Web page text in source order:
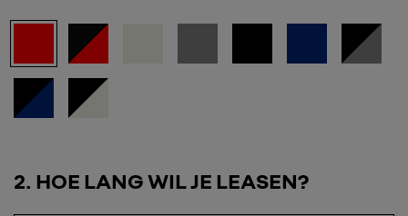
2 HOE LANG WIL JE LEASEN?